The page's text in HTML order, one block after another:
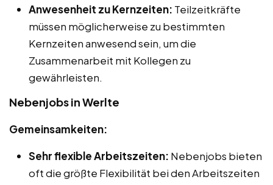
Anwesenheit zu Kernzeiten: Teilzeitkräfte
müssen möglicherweise zu bestimmten
Kernzeiten anwesend sein, um die
Zusammenarbeit mit Kollegen zu
gewährleisten.
Nebenjobs in Werlte
Gemeinsamkeiten:
Sehr flexible Arbeitszeiten: Nebenjobs bieten
oft die größte Flexibilität bei den Arbeitszeiten